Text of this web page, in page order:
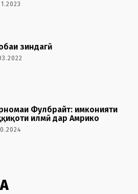
зиндагӣ
Фулбрайт: имконияти
илмӣ дар Амрико